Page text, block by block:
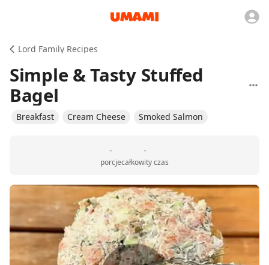
Lord Family Recipes
Simple & Tasty Stuffed
Bagel
Breakfast Cream Cheese Smoked Salmon
-
porcje
-
całkowity czas